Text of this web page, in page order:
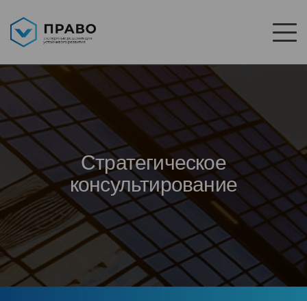
Стратегическое
консультирование